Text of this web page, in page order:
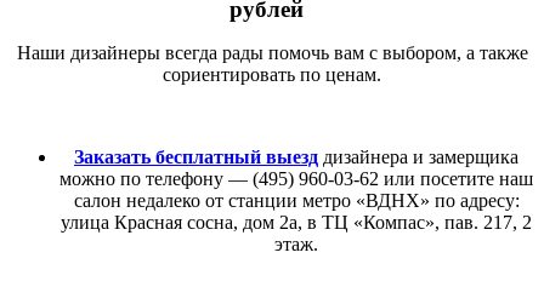
рублей
Наши дизайнеры всегда рады помочь вам с выбором, а также
сориентировать по ценам.
Заказать бесплатный выезд дизайнера и замерщика
можно по телефону — (495) 960-03-62 или посетите наш
салон недалеко от станции метро «ВДНХ» по адресу:
улица Красная сосна, дом 2а, в ТЦ «Компас», пав. 217, 2
этаж.